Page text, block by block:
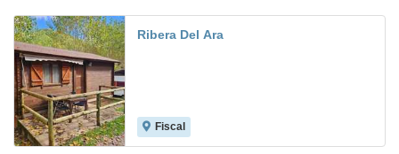
Ribera Del Ara
Fiscal